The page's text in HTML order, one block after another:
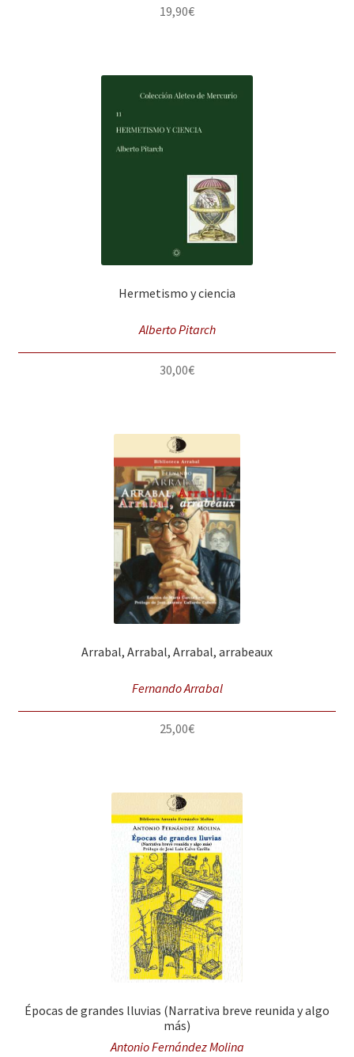
19,90€
Hermetismo y ciencia
Alberto Pitarch
30,00€
Arrabal, Arrabal, Arrabal, arrabeaux
Fernando Arrabal
25,00€
Épocas de grandes lluvias (Narrativa breve reunida y algo
más)
Antonio Fernández Molina